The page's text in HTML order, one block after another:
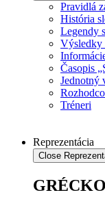
Pravidlá
História
Legendy
Výsledky
Časopis
Jednotný
Tréneri
Reprezentácia
Close